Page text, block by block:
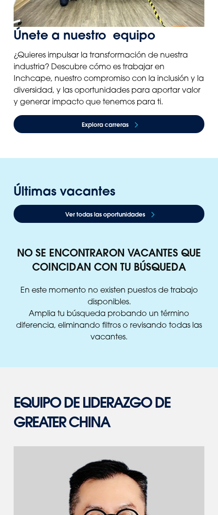
Únete a nuestro equipo
¿Quieres impulsar la transformación de nuestra
industria? Descubre cómo es trabajar en
Inchcape, nuestro compromiso con la inclusión y la
diversidad, y las oportunidades para aportar valor
y generar impacto que tenemos para ti.
Explora carreras
Últimas vacantes
Ver todas las oportunidades
NO SE ENCONTRARON VACANTES QUE
COINCIDAN CON TU BÚSQUEDA
En este momento no existen puestos de trabajo
disponibles.
Amplia tu búsqueda probando un término
diferencia, eliminando filtros o revisando todas las
vacantes.
EQUIPO DE LIDERAZGO DE
GREATER CHINA